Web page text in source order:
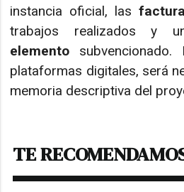
instancia oficial, las
trabajos realizados y
elemento
plataformas digitales, será
memoria descriptiva del
TE